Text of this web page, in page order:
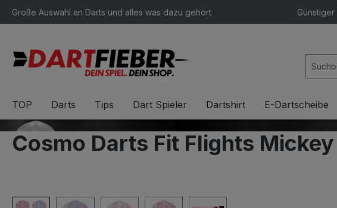
Zur Hauptnavigation springen
Große Auswahl an Darts und alles was dazu gehört
TOP Darts Tips Dart Spieler Dartshirt E-Dartscheibe
Cosmo Darts Fit Flights
Bildergalerie überspringen